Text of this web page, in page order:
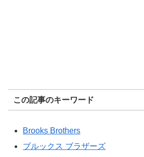
この記事のキーワード
Brooks Brothers
ブルックス ブラザーズ